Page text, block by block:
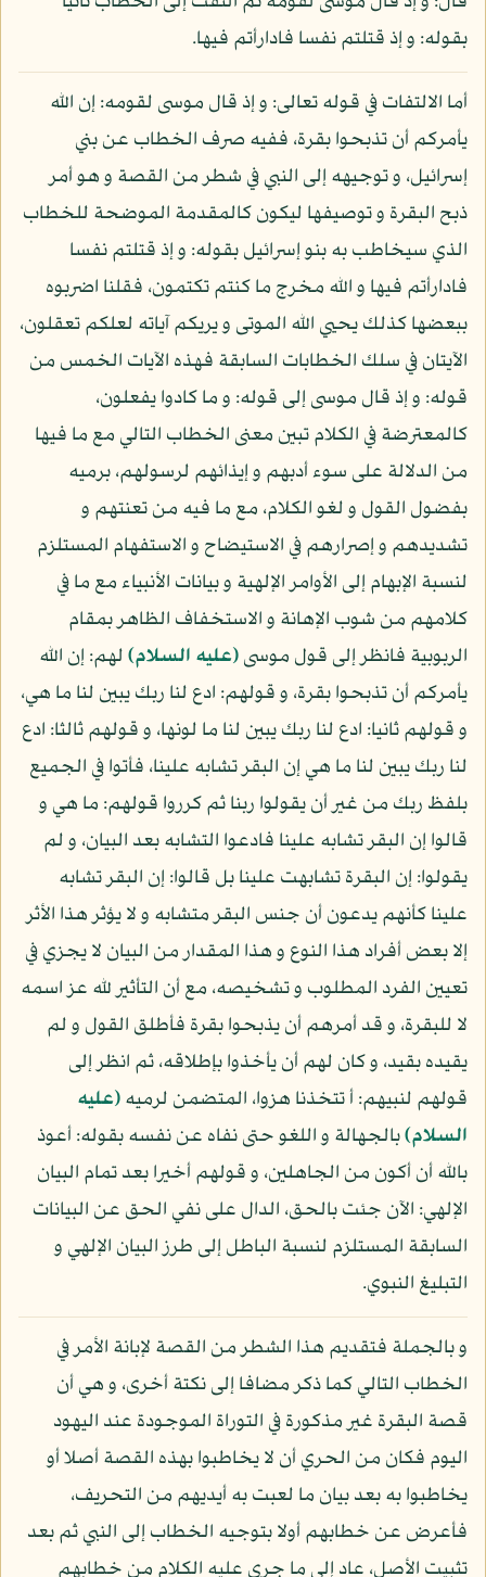
بقوله: و إذ قتلتم نفسا فادارأتم فيها.
أما الالتفات في قوله تعالى: و إذ قال موسى لقومه: إن الله
يأمركم أن تذبحوا بقرة، ففيه صرف الخطاب عن بني
إسرائيل، و توجيهه إلى النبي في شطر من القصة و هو أمر
ذبح البقرة و توصيفها ليكون كالمقدمة الموضحة للخطاب
الذي سيخاطب به بنو إسرائيل بقوله: و إذ قتلتم نفسا
فادارأتم فيها و الله مخرج ما كنتم تكتمون، فقلنا اضربوه
ببعضها كذلك يحيي الله الموتى و يريكم آياته لعلكم تعقلون،
الآيتان في سلك الخطابات السابقة فهذه الآيات الخمس من
قوله: و إذ قال موسى إلى قوله: و ما كادوا يفعلون،
كالمعترضة في الكلام تبين معنى الخطاب التالي مع ما فيها
من الدلالة على سوء أدبهم و إيذائهم لرسولهم، برميه
بفضول القول و لغو الكلام، مع ما فيه من تعنتهم و
تشديدهم و إصرارهم في الاستيضاح و الاستفهام المستلزم
لنسبة الإبهام إلى الأوامر الإلهية و بيانات الأنبياء مع ما في
كلامهم من شوب الإهانة و الاستخفاف الظاهر بمقام
الربوبية فانظر إلى قول موسى(عليه السلام)لهم: إن الله
يأمركم أن تذبحوا بقرة، و قولهم: ادع لنا ربك يبين لنا ما هي،
و قولهم ثانيا: ادع لنا ربك يبين لنا ما لونها، و قولهم ثالثا: ادع
لنا ربك يبين لنا ما هي إن البقر تشابه علينا، فأتوا في الجميع
بلفظ ربك من غير أن يقولوا ربنا ثم كرروا قولهم: ما هي و
قالوا إن البقر تشابه علينا فادعوا التشابه بعد البيان، و لم
يقولوا: إن البقرة تشابهت علينا بل قالوا: إن البقر تشابه
علينا كأنهم يدعون أن جنس البقر متشابه و لا يؤثر هذا الأثر
إلا بعض أفراد هذا النوع و هذا المقدار من البيان لا يجزي في
تعيين الفرد المطلوب و تشخيصه، مع أن التأثير لله عز اسمه
لا للبقرة، و قد أمرهم أن يذبحوا بقرة فأطلق القول و لم
يقيده بقيد، و كان لهم أن يأخذوا بإطلاقه، ثم انظر إلى
قولهم لنبيهم: أ تتخذنا هزوا، المتضمن لرميه(عليه
السلام)بالجهالة و اللغو حتى نفاه عن نفسه بقوله: أعوذ
بالله أن أكون من الجاهلين، و قولهم أخيرا بعد تمام البيان
الإلهي: الآن جئت بالحق، الدال على نفي الحق عن البيانات
السابقة المستلزم لنسبة الباطل إلى طرز البيان الإلهي و
التبليغ النبوي.
و بالجملة فتقديم هذا الشطر من القصة لإبانة الأمر في
الخطاب التالي كما ذكر مضافا إلى نكتة أخرى، و هي أن
قصة البقرة غير مذكورة في التوراة الموجودة عند اليهود
اليوم فكان من الحري أن لا يخاطبوا بهذه القصة أصلا أو
يخاطبوا به بعد بيان ما لعبت به أيديهم من التحريف،
فأعرض عن خطابهم أولا بتوجيه الخطاب إلى النبي ثم بعد
تثبيت الأصل، عاد إلى ما جرى عليه الكلام من خطابهم